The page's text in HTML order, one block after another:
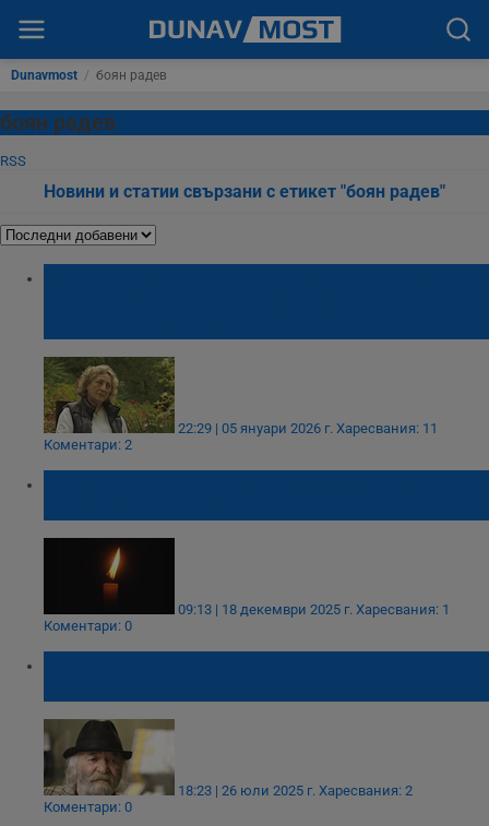
Dunavmost / боян радев
боян радев
RSS
Новини и статии свързани с етикет "боян радев"
22:29 | 05 януари 2026 г. Харесвания: 11
Коментари: 2
09:13 | 18 декември 2025 г. Харесвания: 1
Коментари: 0
18:23 | 26 юли 2025 г. Харесвания: 2
Коментари: 0